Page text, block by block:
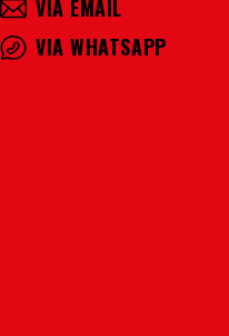
VIA EMAIL
VIA WHATSAPP